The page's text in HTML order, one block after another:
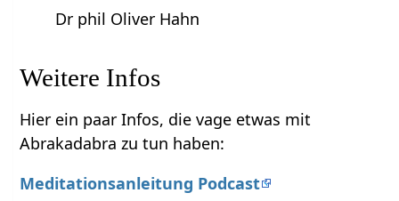
Dr phil Oliver Hahn
Weitere Infos
Hier ein paar Infos, die vage etwas mit
Abrakadabra zu tun haben:
Meditationsanleitung Podcast